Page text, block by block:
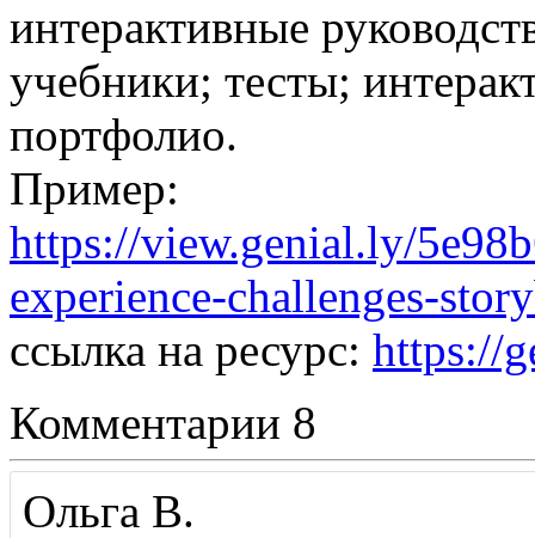
интерактивные
учебники; тесты;
портфолио.
Пример:
https://view.genial.ly/
experience-challenges-
ссылка на ресурс: https://
Комментарии 8
Ольга В.